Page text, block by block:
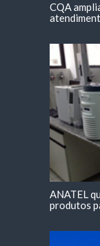
CQA
ANATEL
produtos